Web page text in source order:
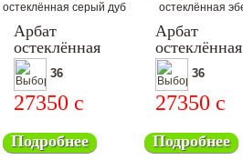
Арбат
остеклённая
36
27350 c
Подробнее
Арбат
остеклённая
36
27350 c
Подробнее